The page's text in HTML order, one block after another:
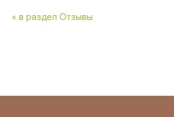
« в раздел Отзывы